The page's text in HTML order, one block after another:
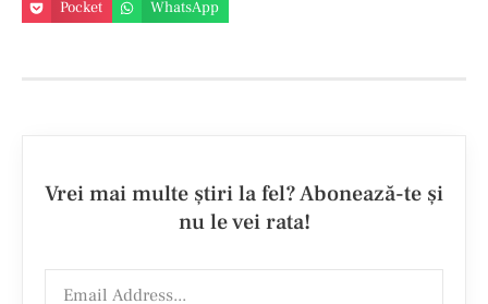
Pocket
WhatsApp
Vrei mai multe ştiri la fel? Abonează-te şi
nu le vei rata!